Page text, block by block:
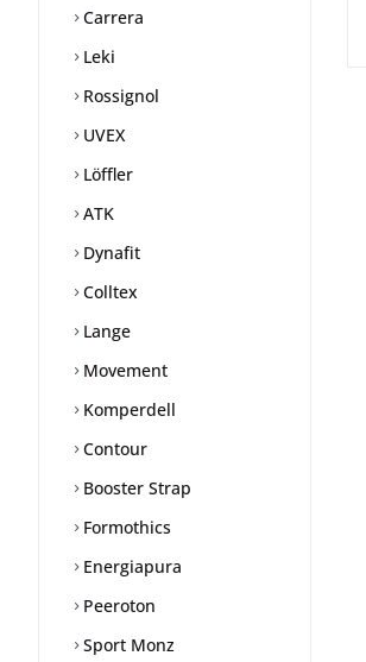
Carrera
Leki
Rossignol
UVEX
Löffler
ATK
Dynafit
Colltex
Lange
Movement
Komperdell
Contour
Booster Strap
Formothics
Energiapura
Peeroton
Sport Monz